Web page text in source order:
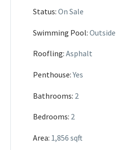
Status: On Sale
Swimming Pool: Outside
Roofling: Asphalt
Penthouse:Yes
Bathrooms: 2
Bedrooms: 2
Area: 1,856 sqft